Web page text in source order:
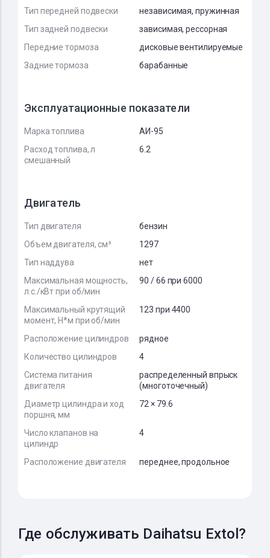
Тип передней подвески
независимая, пружинная
Тип задней подвески
зависимая, рессорная
Передние тормоза
дисковые вентилируемые
Задние тормоза
барабанные
Эксплуатационные показатели
Марка топлива
АИ-95
Расход топлива, л
смешанный
6.2
Двигатель
Тип двигателя
бензин
Объем двигателя, см³
1297
Тип наддува
нет
Максимальная мощность,
л.с./кВт при об/мин
90 / 66 при 6000
Максимальный крутящий
момент, Н*м при об/мин
123 при 4400
Расположение цилиндров
рядное
Количество цилиндров
4
Система питания
двигателя
распределенный впрыск
(многоточечный)
Диаметр цилиндра и ход
поршня, мм
72 × 79.6
Число клапанов на
цилиндр
4
Расположение двигателя переднее, продольное
Где обслуживать Daihatsu Extol?